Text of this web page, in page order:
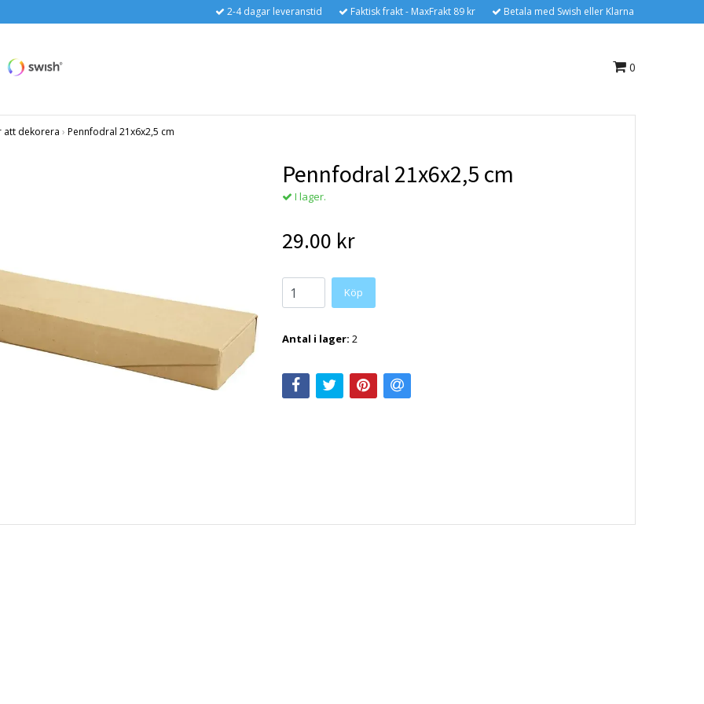
2-4 dagar leveranstid Faktisk frakt - MaxFrakt 89 kr Betala med Swish eller Klarna
0
att dekorera › Pennfodral 21x6x2,5 cm
Pennfodral 21x6x2,5 cm
I lager.
29.00 kr
Antal i lager: 2